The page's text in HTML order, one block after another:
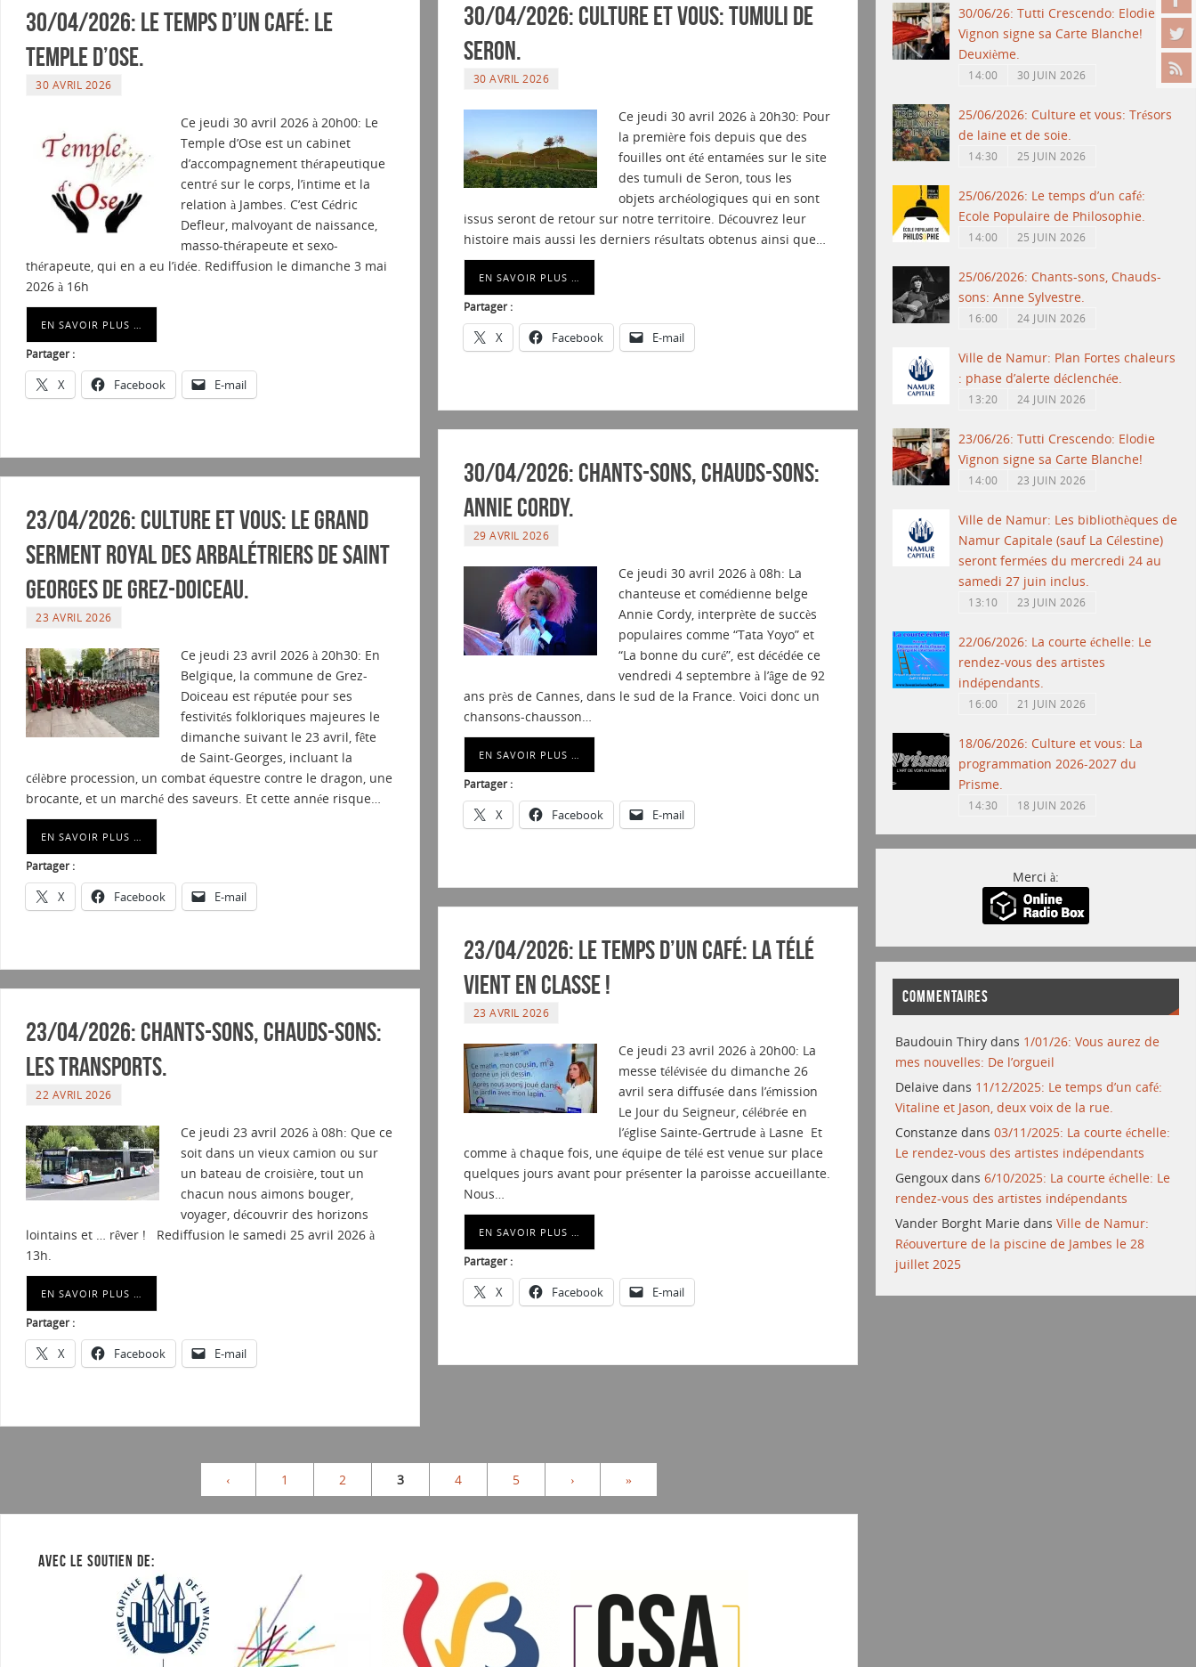
30/04/2026: Culture et vous: Tumuli de
Seron.
30 AVRIL 2026
Ce jeudi 30 avril 2026 à 20h30: Pour
la première fois depuis que des
fouilles ont été entamées sur le site
des tumuli de Seron, tous les
objets archéologiques qui en sont
issus seront de retour sur notre territoire. Découvrez leur
histoire mais aussi les derniers résultats obtenus ainsi que…
EN SAVOIR PLUS …
Partager :
X Facebook E-mail
30/04/2026: Le temps d’un café: Le
temple d’Ose.
30 AVRIL 2026
Ce jeudi 30 avril 2026 à 20h00: Le
Temple d’Ose est un cabinet
d’accompagnement thérapeutique
centré sur le corps, l’intime et la
relation à Jambes. C’est Cédric
Defleur, malvoyant de naissance,
masso-thérapeute et sexo-
thérapeute, qui en a eu l’idée. Rediffusion le dimanche 3 mai
2026 à 16h
EN SAVOIR PLUS …
Partager :
X Facebook E-mail
30/04/2026: Chants-sons, Chauds-sons:
Annie Cordy.
29 AVRIL 2026
Ce jeudi 30 avril 2026 à 08h: La
chanteuse et comédienne belge
Annie Cordy, interprète de succès
populaires comme “Tata Yoyo” et
“La bonne du curé”, est décédée ce
vendredi 4 septembre à l’âge de 92
ans près de Cannes, dans le sud de la France. Voici donc un
chansons-chausson…
EN SAVOIR PLUS …
Partager :
X Facebook E-mail
23/04/2026: Culture et vous: Le Grand
Serment Royal des Arbalétriers de Saint
Georges de Grez-Doiceau.
23 AVRIL 2026
Ce jeudi 23 avril 2026 à 20h30: En
Belgique, la commune de Grez-
Doiceau est réputée pour ses
festivités folkloriques majeures le
dimanche suivant le 23 avril, fête
de Saint-Georges, incluant la
célèbre procession, un combat équestre contre le dragon, une
brocante, et un marché des saveurs. Et cette année risque…
EN SAVOIR PLUS …
Partager :
X Facebook E-mail
23/04/2026: Le temps d’un café: La télé
vient en classe !
23 AVRIL 2026
Ce jeudi 23 avril 2026 à 20h00: La
messe télévisée du dimanche 26
avril sera diffusée dans l’émission
Le Jour du Seigneur, célébrée en
l’église Sainte-Gertrude à Lasne Et
comme à chaque fois, une équipe de télé est venue sur place
quelques jours avant pour présenter la paroisse accueillante.
Nous…
EN SAVOIR PLUS …
Partager :
X Facebook E-mail
23/04/2026: Chants-sons, Chauds-sons:
Les transports.
22 AVRIL 2026
Ce jeudi 23 avril 2026 à 08h: Que ce
soit dans un vieux camion ou sur
un bateau de croisière, tout un
chacun nous aimons bouger,
voyager, découvrir des horizons
lointains et … rêver ! Rediffusion le samedi 25 avril 2026 à
13h.
EN SAVOIR PLUS …
Partager :
X Facebook E-mail
‹ 1 2 3 4 5 › »
AVEC LE SOUTIEN DE:
30/06/26: Tutti Crescendo: Elodie
Vignon signe sa Carte Blanche!
Deuxième.
14:00 30 JUIN 2026
25/06/2026: Culture et vous: Trésors
de laine et de soie.
14:30 25 JUIN 2026
25/06/2026: Le temps d’un café:
Ecole Populaire de Philosophie.
14:00 25 JUIN 2026
25/06/2026: Chants-sons, Chauds-
sons: Anne Sylvestre.
16:00 24 JUIN 2026
Ville de Namur: Plan Fortes chaleurs
: phase d’alerte déclenchée.
13:20 24 JUIN 2026
23/06/26: Tutti Crescendo: Elodie
Vignon signe sa Carte Blanche!
14:00 23 JUIN 2026
Ville de Namur: Les bibliothèques de
Namur Capitale (sauf La Célestine)
seront fermées du mercredi 24 au
samedi 27 juin inclus.
13:10 23 JUIN 2026
22/06/2026: La courte échelle: Le
rendez-vous des artistes
indépendants.
16:00 21 JUIN 2026
18/06/2026: Culture et vous: La
programmation 2026-2027 du
Prisme.
14:30 18 JUIN 2026
Merci à:
COMMENTAIRES
Baudouin Thiry dans 1/01/26: Vous aurez de
mes nouvelles: De l’orgueil
Delaive dans 11/12/2025: Le temps d’un café:
Vitaline et Jason, deux voix de la rue.
Constanze dans03/11/2025: La courte échelle:
Le rendez-vous des artistes indépendants
Gengoux dans6/10/2025: La courte échelle: Le
rendez-vous des artistes indépendants
Vander Borght Marie dansVille de Namur:
Réouverture de la piscine de Jambes le 28
juillet 2025